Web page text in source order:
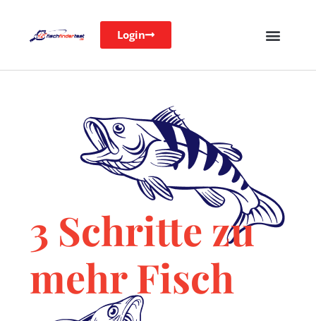
Login
3 Schritte zu
mehr Fisch